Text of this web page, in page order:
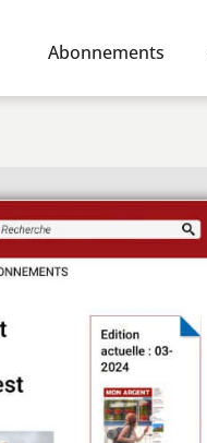
Abonnements